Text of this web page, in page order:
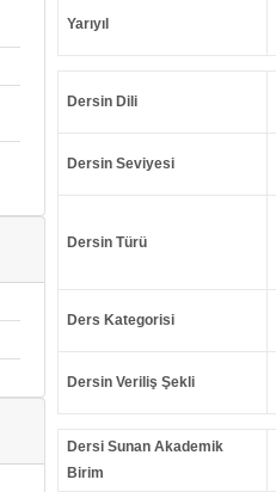
Yarıyıl
Dersin Dili
Dersin Seviyesi
Dersin Türü
Ders Kategorisi
Dersin Veriliş Şekli
Dersi Sunan Akademik
Birim